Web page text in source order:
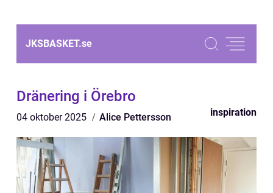
JKSBASKET.se
Dränering i Örebro
04 oktober 2025 Alice Pettersson inspiration